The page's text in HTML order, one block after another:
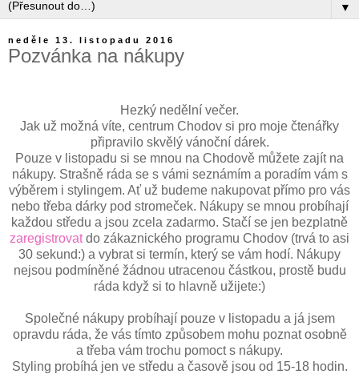
▼
neděle 13. listopadu 2016
Pozvánka na nákupy
Hezký nedělní večer.
Jak už možná víte, centrum Chodov si pro moje čtenářky
připravilo skvělý vánoční dárek.
Pouze v listopadu si se mnou na Chodově můžete zajít na
nákupy. Strašně ráda se s vámi seznámím a poradím vám s
výběrem i stylingem. Ať už budeme nakupovat přímo pro vás
nebo třeba dárky pod stromeček. Nákupy se mnou probíhají
každou středu a jsou zcela zadarmo. Stačí se jen bezplatně
zaregistrovatdo zákaznického programu Chodov (trvá to asi
30 sekund:) a vybrat si termín, který se vám hodí. Nákupy
nejsou podmíněné žádnou utracenou částkou, prostě budu
ráda když si to hlavně užijete:)
Společné nákupy probíhají pouze v listopadu a já jsem
opravdu ráda, že vás tímto způsobem mohu poznat osobně
a třeba vám trochu pomoct s nákupy.
Styling probíhá jen ve středu a časově jsou od 15-18 hodin.